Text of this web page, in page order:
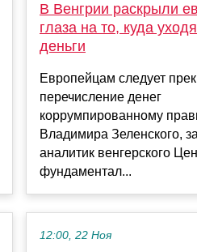
В Венгрии раскрыли
глаза на то, куда
деньги
Европейцам следует
перечисление денег
коррумпированному
Владимира Зеленского,
аналитик венгерского
фундаментал...
12:00, 22 Ноя